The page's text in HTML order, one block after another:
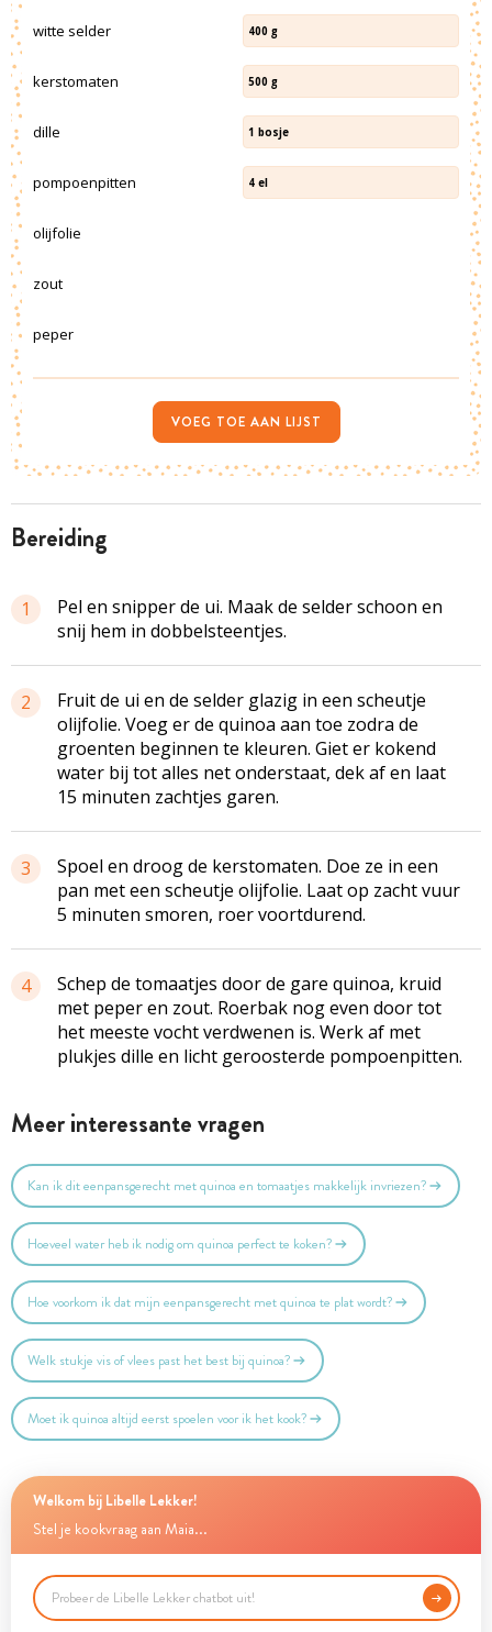
bereiding
1
Pel en snipper de ui. Maak de selder schoon en
snij hem in dobbelsteentjes.
2
Fruit de ui en de selder glazig in een scheutje
olijfolie. Voeg er de quinoa aan toe zodra de
groenten beginnen te kleuren. Giet er kokend
water bij tot alles net onderstaat, dek af en laat
15 minuten zachtjes garen.
3
Spoel en droog de kerstomaten. Doe ze in een
pan met een scheutje olijfolie. Laat op zacht vuur
5 minuten smoren, roer voortdurend.
4
Schep de tomaatjes door de gare quinoa, kruid
met peper en zout. Roerbak nog even door tot
het meeste vocht verdwenen is. Werk af met
plukjes dille en licht geroosterde pompoenpitten.
Meer interessante vragen
Kan ik dit eenpansgerecht met quinoa en tomaatjes makkelijk invriezen?
Hoeveel water heb ik nodig om quinoa perfect te koken?
Hoe voorkom ik dat mijn eenpansgerecht met quinoa te plat wordt?
Welk stukje vis of vlees past het best bij quinoa?
Moet ik quinoa altijd eerst spoelen voor ik het kook?
Welkom bij Libelle Lekker!
Stel je kookvraag aan Maia...
witte selder 400 g
kerstomaten 500 g
dille 1 bosje
pompoenpitten 4 el
olijfolie
zout
peper
VOEG TOE AAN LIJST